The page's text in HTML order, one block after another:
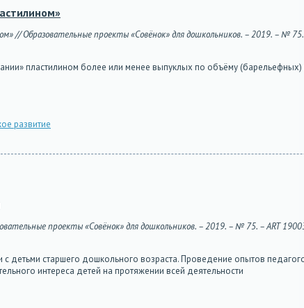
Образовательные проекты «Совёнок» для дошкольников. – 2019. – № 75.
пластилином более или менее выпуклых по объёму
развитие
проекты «Совёнок» для дошкольников. – 2019. – № 75. – ART
детьми старшего дошкольного возраста. Проведение опытов
интереса детей на протяжении всей деятельности